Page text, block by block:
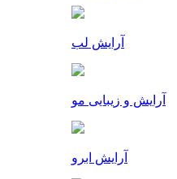
آرایش لب
آرایش و زیبایی مو
آرایش ابرو